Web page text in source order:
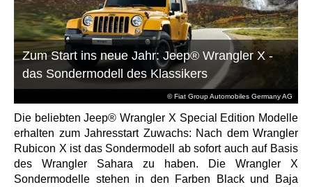
© Fiat Group Automobiles Germany AG
Zum Start ins neue Jahr: Jeep® Wrangler X -
das Sondermodell des Klassikers
Die beliebten Jeep® Wrangler X Special Edition Modelle
erhalten zum Jahresstart Zuwachs: Nach dem Wrangler
Rubicon X ist das Sondermodell ab sofort auch auf Basis
des Wrangler Sahara zu haben. Die Wrangler X
Sondermodelle stehen in den Farben Black und Baja